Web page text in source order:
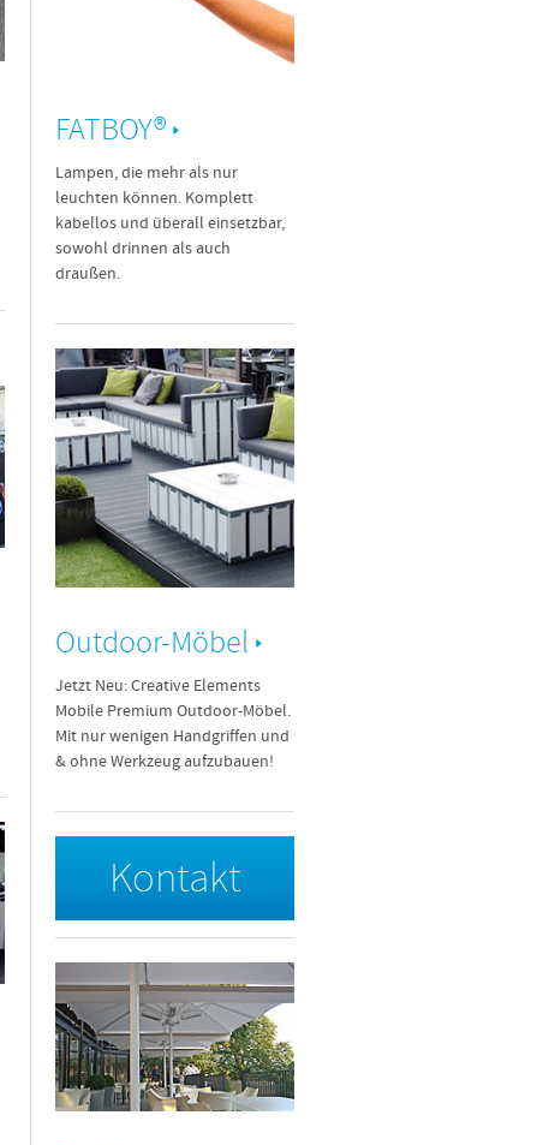
FATBOY®
Lampen, die mehr als nur
leuchten können. Komplett
kabellos und überall einsetzbar,
sowohl drinnen als auch
draußen.
Outdoor-Möbel
Jetzt Neu: Creative Elements
Mobile Premium Outdoor-Möbel.
Mit nur wenigen Handgriffen und
& ohne Werkzeug aufzubauen!
Kontakt